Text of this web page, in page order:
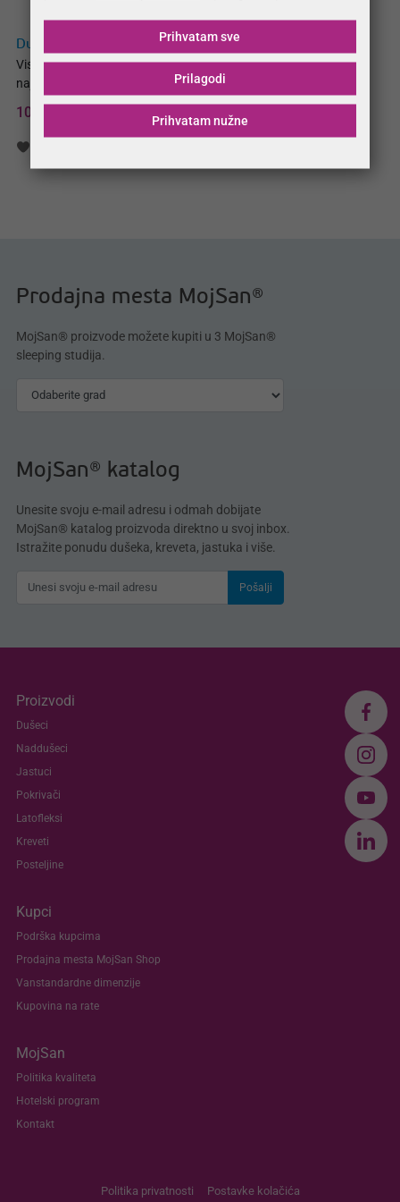
Dušek Basic Baby Patent
Visokoelastični dušek za vaše
najmilije!
10.500,00 RSD
Prodajna mesta MojSan®
MojSan® proizvode možete kupiti u 3 MojSan®
sleeping studija.
MojSan® katalog
Unesite svoju e-mail adresu i odmah dobijate
MojSan® katalog proizvoda direktno u svoj inbox.
Istražite ponudu dušeka, kreveta, jastuka i više.
Pošalji
Proizvodi
Dušeci
Naddušeci
Jastuci
Pokrivači
Latofleksi
Kreveti
Posteljine
Kupci
Podrška kupcima
Prodajna mesta MojSan Shop
Vanstandardne dimenzije
Kupovina na rate
MojSan
Politika kvaliteta
Hotelski program
Kontakt
Politika privatnosti Postavke kolačića
Prihvatam nužne
Prilagodi
Prihvatam sve